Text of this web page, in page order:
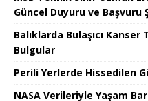
Güncel Duyuru ve Başvuru
Balıklarda Bulaşıcı
Bulgular
Perili Yerlerde Hissedilen
NASA Verileriyle Yaşam